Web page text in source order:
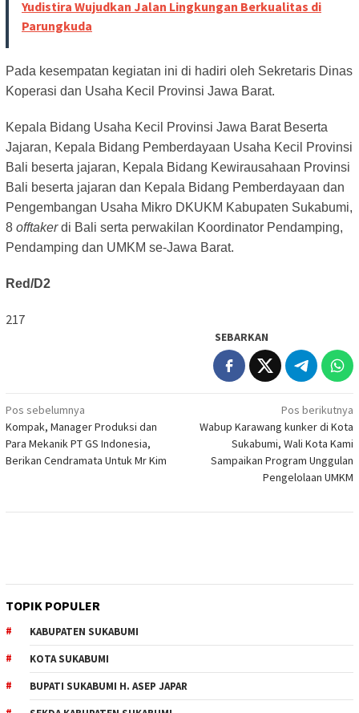
Yudistira Wujudkan Jalan Lingkungan Berkualitas di
Parungkuda
Pada kesempatan kegiatan ini di hadiri oleh Sekretaris Dinas
Koperasi dan Usaha Kecil Provinsi Jawa Barat.
Kepala Bidang Usaha Kecil Provinsi Jawa Barat Beserta
Jajaran, Kepala Bidang Pemberdayaan Usaha Kecil Provinsi
Bali beserta jajaran, Kepala Bidang Kewirausahaan Provinsi
Bali beserta jajaran dan Kepala Bidang Pemberdayaan dan
Pengembangan Usaha Mikro DKUKM Kabupaten Sukabumi,
8 offtakerdi Bali serta perwakilan Koordinator Pendamping,
Pendamping dan UMKM se-Jawa Barat.
Red/D2
217
SEBARKAN
Navigasi
pos
Pos sebelumnya
Kompak, Manager Produksi dan
Para Mekanik PT GS Indonesia,
Berikan Cendramata Untuk Mr Kim
Pos berikutnya
Wabup Karawang kunker di Kota
Sukabumi, Wali Kota Kami
Sampaikan Program Unggulan
Pengelolaan UMKM
TOPIK POPULER
KABUPATEN SUKABUMI
KOTA SUKABUMI
BUPATI SUKABUMI H. ASEP JAPAR